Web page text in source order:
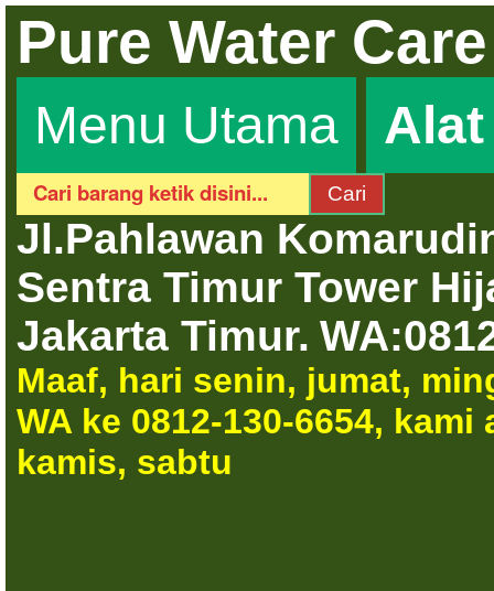
Pure Water Care
Menu Utama
Jl.Pahlawan
Sentra Timur Tower
Jakarta Timur.
Maaf, hari senin, jumat,
WA ke 0812-130-6654,
kamis, sabtu